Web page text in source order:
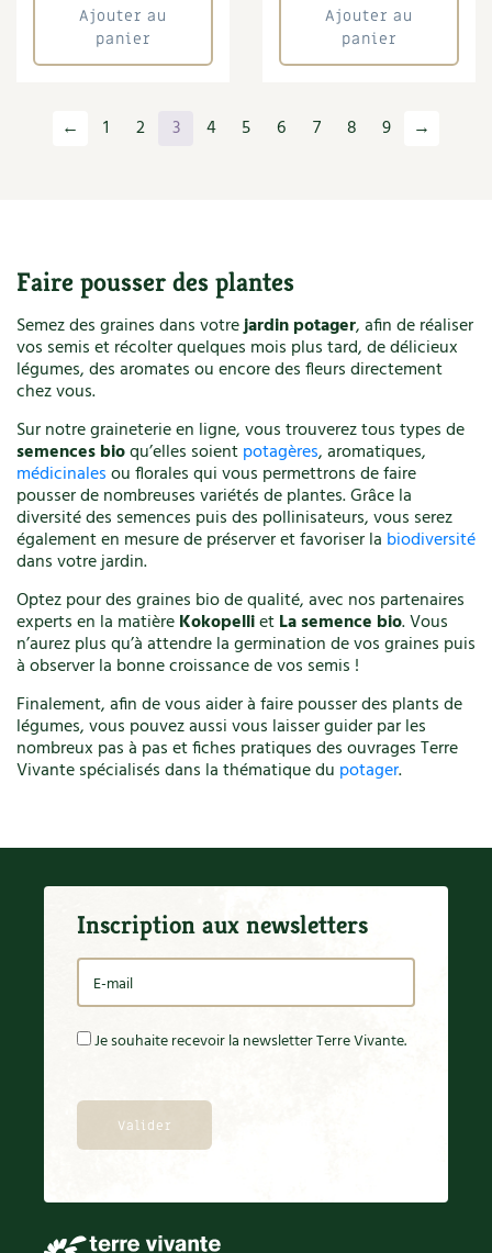
Ajouter au
panier
Ajouter au
panier
← 1 2 3 4 5 6 7 8 9 →
Faire pousser des plantes
Semez des graines dans votrejardin potager, afin de réaliser
vos semis et récolter quelques mois plus tard, de délicieux
légumes, des aromates ou encore des fleurs directement
chez vous.
Sur notre graineterie en ligne, vous trouverez tous types de
semences bioqu’elles soientpotagères, aromatiques,
médicinalesou florales qui vous permettrons de faire
pousser de nombreuses variétés de plantes. Grâce la
diversité des semences puis des pollinisateurs, vous serez
également en mesure de préserver et favoriser la biodiversité
dans votre jardin.
Optez pour des graines bio de qualité, avec nos partenaires
experts en la matièreKokopellietLa semence bio. Vous
n’aurez plus qu’à attendre la germination de vos graines puis
à observer la bonne croissance de vos semis !
Finalement, afin de vous aider à faire pousser des plants de
légumes, vous pouvez aussi vous laisser guider par les
nombreux pas à pas et fiches pratiques des ouvrages Terre
Vivante spécialisés dans la thématique du potager.
Inscription aux newsletters
Je souhaite recevoir la newsletter Terre Vivante.